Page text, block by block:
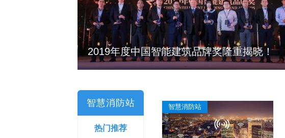
2019年度中国智能建筑品牌奖隆重揭晓！
智慧消防站
热门推荐
智慧消防站